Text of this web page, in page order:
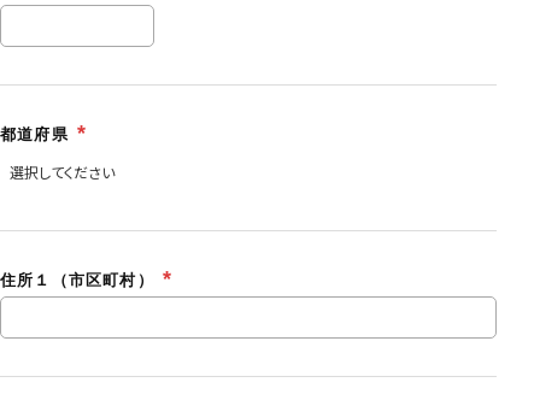
都道府県
住所１（市区町村）